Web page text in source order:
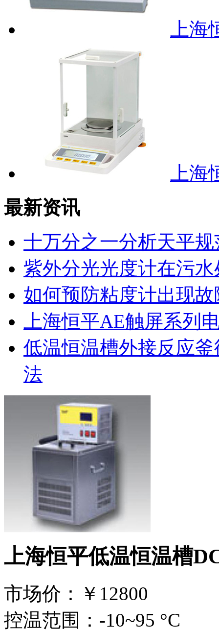
上
上
最新资讯
十万分之一分析天平
紫外分光光度计在污
如何预防粘度计出现故
上海恒平AE触屏系列
低温恒温槽外接反应
法
上海恒平低温恒温槽
市场价：
￥12800
控温范围：-10~95 °C